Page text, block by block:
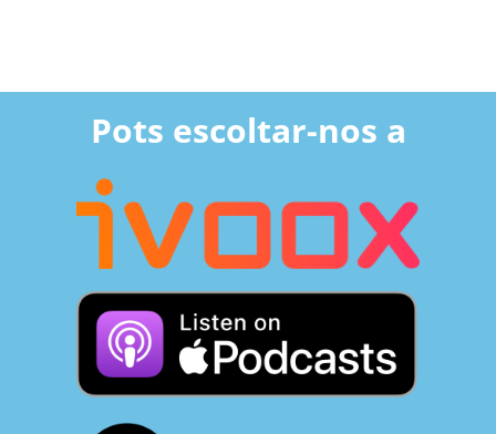
Pots escoltar-nos a